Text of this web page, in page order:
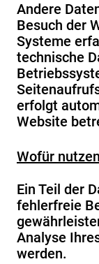
Andere
Besuch der
Systeme
technische
erfolgt
Website
Wofür
Ein Teil der
fehlerfreie
Analyse
werden.